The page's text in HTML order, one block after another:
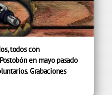
todos con
en mayo pasado
Grabaciones